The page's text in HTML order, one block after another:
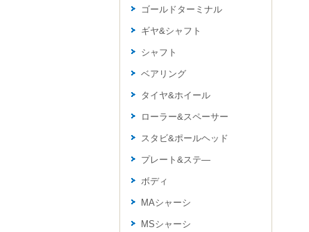
ゴールドターミナル
ギヤ&シャフト
シャフト
ベアリング
タイヤ&ホイール
ローラー&スペーサー
スタビ&ポールヘッド
プレート&ステ―
ボディ
MAシャーシ
MSシャーシ